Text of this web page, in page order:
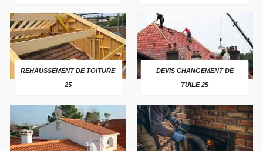
REHAUSSEMENT DE TOITURE
25
DEVIS CHANGEMENT DE
TUILE 25